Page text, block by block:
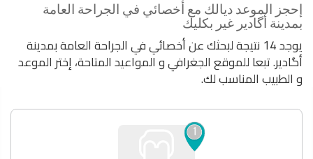
إحجز الموعد ديالك مع أخصائي في الجراحة العامة
بمدينة أگادير غير بكليك
يوجد 14 نتيجة لبحثك عن أخصائي في الجراحة العامة بمدينة
أگادير. تبعا للموقع الجغرافي و المواعيد المتاحة، إختر الموعد
و الطبيب المناسب لك.
1